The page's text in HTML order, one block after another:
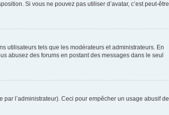
Si vous ne pouvez pas utiliser d’avatar, c’est peut-être
utilisateurs tels que les modérateurs et administrateurs. En
abusez des forums en postant des messages dans le seul
l’administrateur). Ceci pour empêcher un usage abusif de